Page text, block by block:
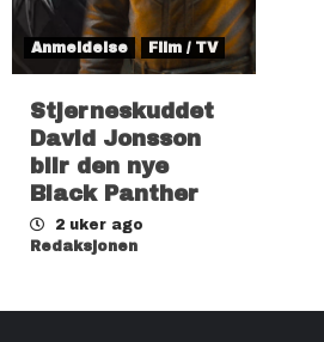
Anmeldelse Film / TV
Stjerneskuddet
David Jonsson
blir den nye
Black Panther
2 uker ago
Redaksjonen